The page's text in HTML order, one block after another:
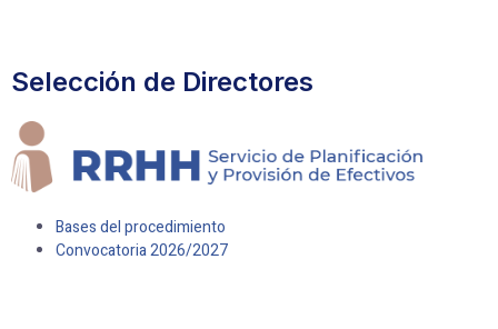
Selección de Directores
Bases del procedimiento
Convocatoria 2026/2027